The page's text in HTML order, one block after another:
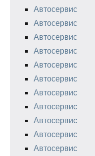
Автосервис
Автосервис
Автосервис
Автосервис
Автосервис
Автосервис
Автосервис
Автосервис
Автосервис
Автосервис
Автосервис